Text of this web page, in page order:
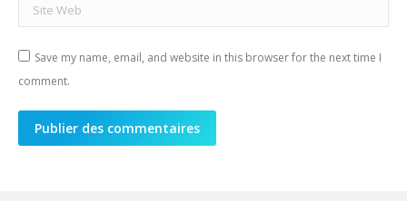
Site Web
Save my name, email, and website in this browser for the next time I
comment.
Publier des commentaires